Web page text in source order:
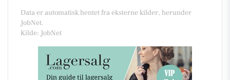
Data er automatisk hentet fra eksterne kilder, herunder
JobNet.
Kilde: JobNet